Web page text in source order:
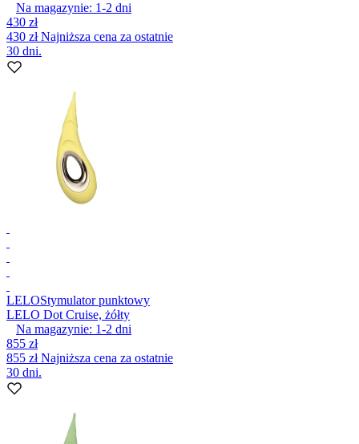
Na magazynie: 1-2 dni
430 zł
430 złNajniższa cena za ostatnie
30 dni.
LELOStymulator punktowy
LELO Dot Cruise, żółty
Na magazynie: 1-2 dni
855 zł
855 złNajniższa cena za ostatnie
30 dni.